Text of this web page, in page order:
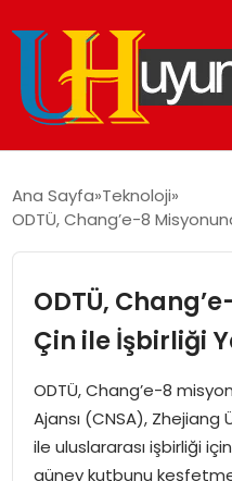
EKONOMI
SIYASET
DÜNYA
SPOR
TEKNOLOJI
Ana Sayfa Teknoloji
ODTÜ, Chang’e-8
ODTÜ,
Çin ile İşbirliği
ODTÜ, Chang’e-8
Ajansı (CNSA), Zhejiang
ile uluslararası işbirliği
güney kutbunu